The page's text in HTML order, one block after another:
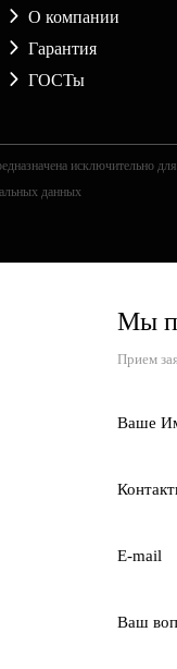
О компании
Гарантия
ГОСТы
исключительно
данных
Мы
Прием
Ваше
E-mail
Ваш